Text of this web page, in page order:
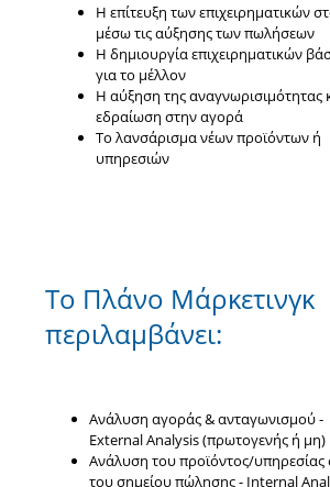
Η επίτευξη των επιχειρηματικών
μέσω τις αύξησης των πωλήσεων
Η δημιουργία επιχειρηματικών
για το μέλλον
Η αύξηση της αναγνωρισιμότητας
εδραίωση στην αγορά
Το λανσάρισμα νέων προϊόντων ή
υπηρεσιών
Το Πλάνο Μάρκετινγκ
περιλαμβάνει:
Ανάλυση αγοράς & ανταγωνισμού -
External Analysis (πρωτογενής ή μη)
Ανάλυση του προϊόντος/υπηρεσίας
του σημείου πώλησης - Internal